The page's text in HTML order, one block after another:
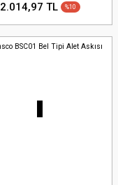
2.014,97 TL %10